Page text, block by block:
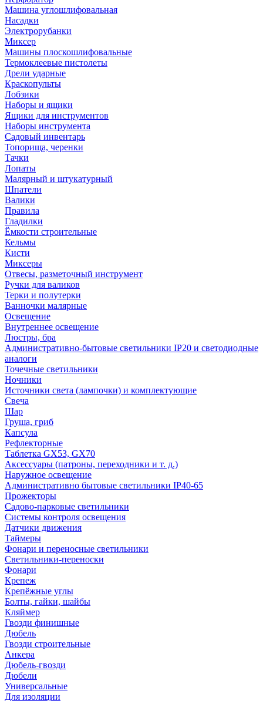
Машина углошлифовальная
Насадки
Электрорубанки
Миксер
Машины плоскошлифовальные
Термоклеевые пистолеты
Дрели ударные
Краскопульты
Лобзики
Наборы и ящики
Ящики для инструментов
Наборы инструмента
Садовый инвентарь
Топорища, черенки
Тачки
Лопаты
Малярный и штукатурный
Шпатели
Валики
Правила
Гладилки
Ёмкости строительные
Кельмы
Кисти
Миксеры
Отвесы, разметочный инструмент
Ручки для валиков
Терки и полутерки
Ванночки малярные
Освещение
Внутреннее освещение
Люстры, бра
Административно-бытовые светильники IP20 и светодиодные
аналоги
Точечные светильники
Ночники
Источники света (лампочки) и комплектующие
Свеча
Шар
Груша, гриб
Капсула
Рефлекторные
Таблетка GX53, GX70
Аксессуары (патроны, переходники и т. д.)
Наружное освещение
Административно бытовые светильники IP40-65
Прожекторы
Садово-парковые светильники
Системы контроля освещения
Датчики движения
Таймеры
Фонари и переносные светильники
Светильники-переноски
Фонари
Крепеж
Крепёжные углы
Болты, гайки, шайбы
Кляймер
Гвозди финишные
Дюбель
Гвозди строительные
Анкера
Дюбель-гвозди
Дюбели
Универсальные
Для изоляции